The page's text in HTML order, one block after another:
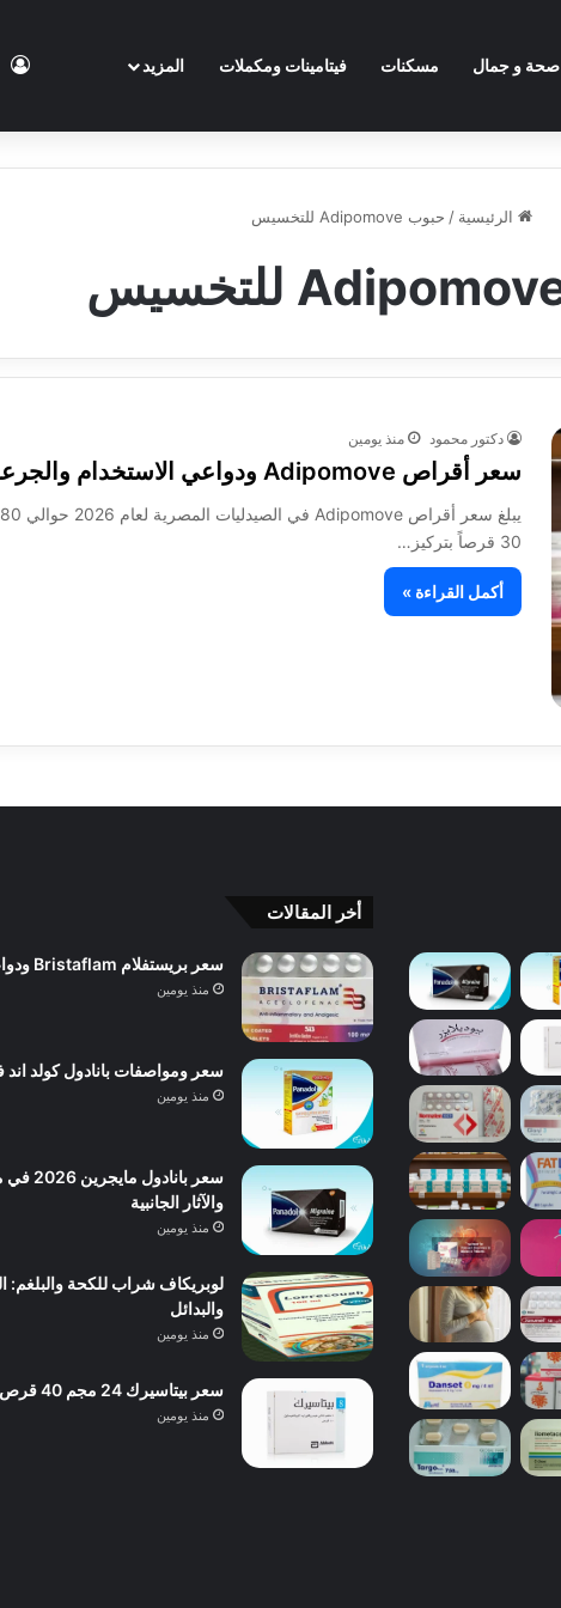
صحة و جمال مسكنات فيتامينات ومكملات المزيد
الرئيسية / حبوب Adipomove للتخسيس
دكتور محمود منذ يومين
سعر أقراص Adipomove ودواعي الاستخدام والجرعة 2026
30 قرصاً بتركيز…
أكمل القراءة »
أخر المقالات
سعر بريستفلام Bristaflam ودواعي الاستعمال والآثار الجانبية والبدائل 2026
منذ يومين
سعر ومواصفات بانادول كولد اند فلو فايبور ريليز
منذ يومين
سعر
والآثار الجانبية
منذ يومين
والبدائل
منذ يومين
سعر بيتاسيرك 24 مجم 40 قرص 2026 ودواعي الاستعمال والآثار الجانبية
منذ يومين